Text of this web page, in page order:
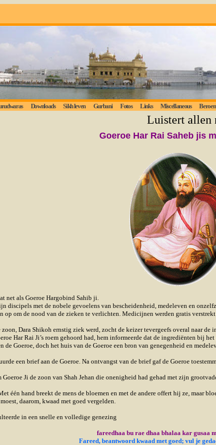
Downloads Sikh leven Gurbani Fotos Links Miscellaneous
Luistert allen
GoeroeHar Rai Saheb jis
net als Goeroe Hargobind Sahib ji.
discipels met de nobele gevoelens van bescheidenheid, medeleven en
op om de nood van de zieken te verlichten. Medicijnen werden gratis
zoon, Dara Shikoh ernstig ziek werd, zocht de keizer tevergeefs overal naar
Har Rai Ji’s roem gehoord had, hem informeerde dat de ingrediënten bij
Goeroe, doch het huis van de Goeroe een bron van genegenheid en
een brief aan de Goeroe. Na ontvangst van de brief gaf de Goeroe
Goeroe Ji de zoon van Shah Jehan die onenigheid had gehad met zijn
één hand breekt de mens de bloemen en met de andere offert hij ze, maar
daarom, kwaad met goed vergelden.
in een snelle en volledige genezing
fareedhaa bu rae dhaa bhalaa kar gusaa
Fareed, beantwoord kwaad met goed; vul je